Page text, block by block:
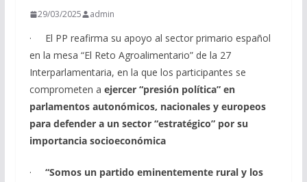
29/03/2025 admin
· El PP reafirma su apoyo al sector primario español
en la mesa “El Reto Agroalimentario” de la 27
Interparlamentaria, en la que los participantes se
comprometen a ejercer “presión política” en
parlamentos autonómicos, nacionales y europeos
para defender a un sector “estratégico” por su
importancia socioeconómica
· “Somos un partido eminentemente rural y los